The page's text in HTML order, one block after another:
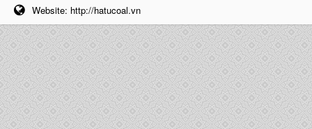
Website: http://hatucoal.vn